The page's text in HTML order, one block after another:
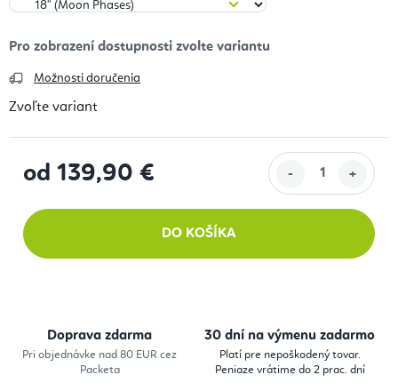
Možnosti doručenia
Zvoľte variant
od 139,90 €
DO KOŠÍKA
Doprava zdarma
Pri objednávke nad 80 EUR cez
Packeta
30 dní na výmenu zadarmo
Platí pre nepoškodený tovar.
Peniaze vrátime do 2 prac. dní